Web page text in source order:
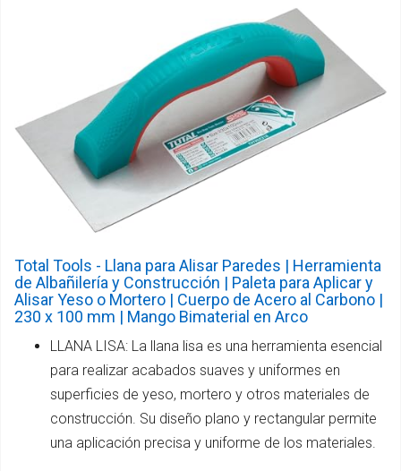
Total Tools - Llana para Alisar Paredes | Herramienta
de Albañilería y Construcción | Paleta para Aplicar y
Alisar Yeso o Mortero | Cuerpo de Acero al Carbono |
230 x 100 mm | Mango Bimaterial en Arco
LLANA LISA: La llana lisa es una herramienta esencial
para realizar acabados suaves y uniformes en
superficies de yeso, mortero y otros materiales de
construcción. Su diseño plano y rectangular permite
una aplicación precisa y uniforme de los materiales.